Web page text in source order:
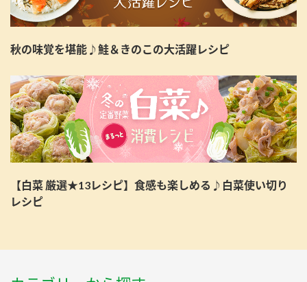
秋の味覚を堪能♪鮭＆きのこの大活躍レシピ
【白菜 厳選★13レシピ】食感も楽しめる♪白菜使い切り
レシピ